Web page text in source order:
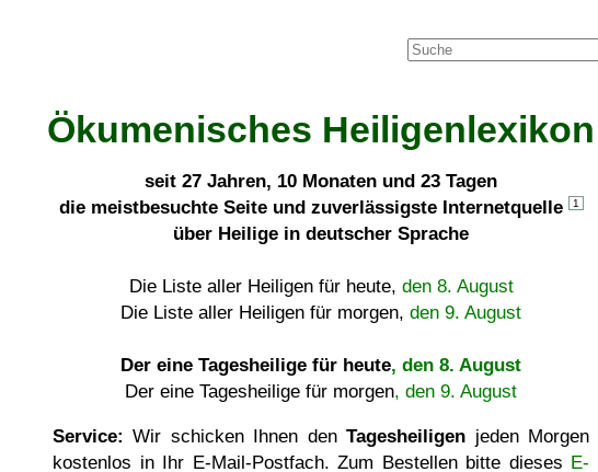
Ökumenisches Heiligenlexikon
seit 27 Jahren, 10 Monaten und 23 Tagen
die meistbesuchte Seite und zuverlässigste Internetquelle
1
über Heilige in deutscher Sprache
Die Liste aller Heiligen für heute, den 8. August
Die Liste aller Heiligen für morgen, den 9. August
Der eine Tagesheilige für heute, den 8. August
Der eine Tagesheilige für morgen, den 9. August
Service: Wir schicken Ihnen denTagesheiligen jeden Morgen
kostenlos in Ihr E-Mail-Postfach. Zum Bestellen bitte dieses E-